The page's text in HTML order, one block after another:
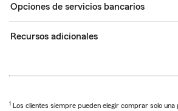
Opciones de servicios bancarios
Recursos adicionales
1 Los clientes siempre pueden elegir comprar solo una